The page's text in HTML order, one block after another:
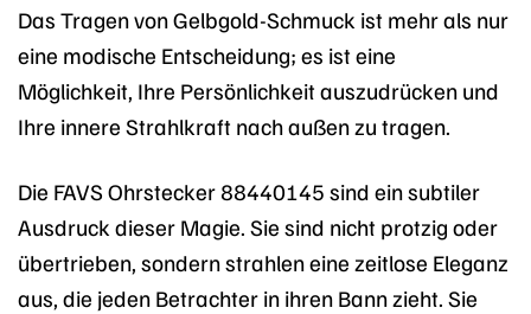
Das Tragen von Gelbgold-Schmuck ist mehr als nur
eine modische Entscheidung; es ist eine
Möglichkeit, Ihre Persönlichkeit auszudrücken und
Ihre innere Strahlkraft nach außen zu tragen.
Die FAVS Ohrstecker 88440145 sind ein subtiler
Ausdruck dieser Magie. Sie sind nicht protzig oder
übertrieben, sondern strahlen eine zeitlose Eleganz
aus, die jeden Betrachter in ihren Bann zieht. Sie